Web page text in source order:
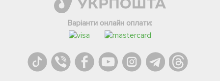
Варіанти онлайн оплати:
Телеграм
Вайбер
Онлайн чат